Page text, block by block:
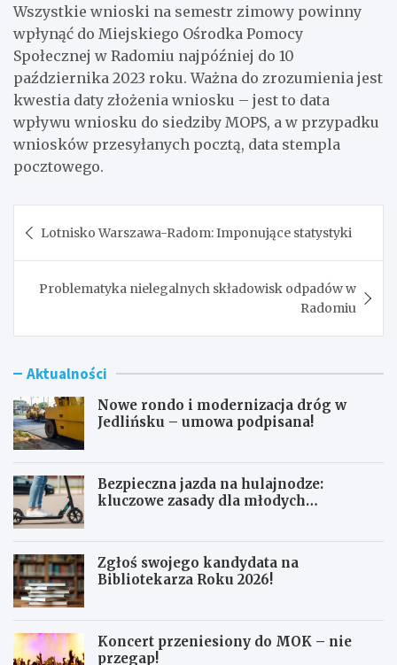
Wszystkie wnioski na semestr zimowy powinny
wpłynąć do Miejskiego Ośrodka Pomocy
Społecznej w Radomiu najpóźniej do 10
października 2023 roku. Ważna do zrozumienia jest
kwestia daty złożenia wniosku – jest to data
wpływu wniosku do siedziby MOPS, a w przypadku
wniosków przesyłanych pocztą, data stempla
pocztowego.
wpisu
Lotnisko Warszawa-Radom: Imponujące statystyki
Problematyka nielegalnych składowisk odpadów w
Radomiu
Aktualności
Nowe rondo i modernizacja dróg w
Jedlińsku – umowa podpisana!
Bezpieczna jazda na hulajnodze:
kluczowe zasady dla młodych
Zgłoś swojego kandydata na
Bibliotekarza Roku 2026!
Koncert przeniesiony do MOK – nie
przegap!